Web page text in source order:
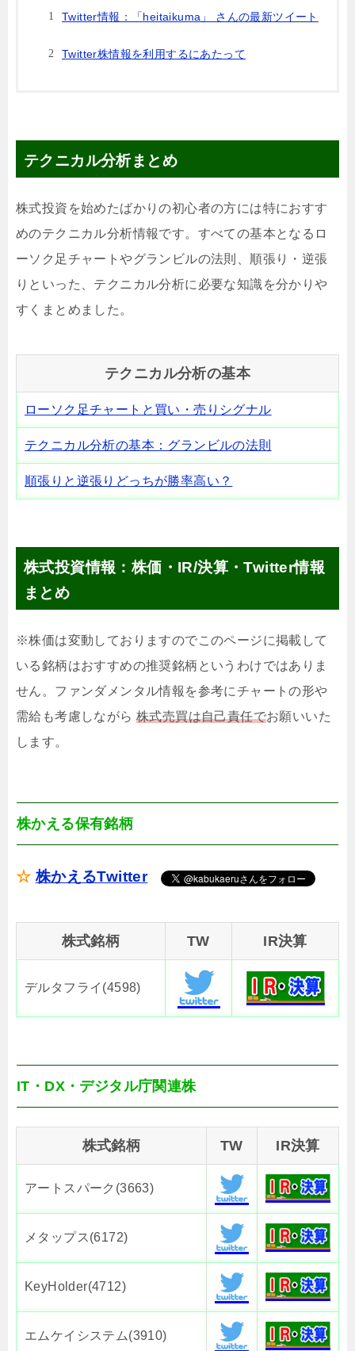
Twitter情報：「heitaikuma」 さんの最新ツイート
Twitter株情報を利用するにあたって
テクニカル分析まとめ
株式投資を始めたばかりの初心者の方には特におすす
めのテクニカル分析情報です。すべての基本となるロ
ーソク足チャートやグランビルの法則、順張り・逆張
りといった、テクニカル分析に必要な知識を分かりや
すくまとめました。
テクニカル分析の基本
ローソク足チャートと買い・売りシグナル
テクニカル分析の基本：グランビルの法則
順張りと逆張りどっちが勝率高い？
株式投資情報：株価・IR/決算・Twitter情報
まとめ
※株価は変動しておりますのでこのページに掲載して
いる銘柄はおすすめの推奨銘柄というわけではありま
せん。ファンダメンタル情報を参考にチャートの形や
需給も考慮しながら 株式売買は自己責任でお願いいた
します。
株かえる保有銘柄
☆株かえるTwitter
株式銘柄 TW IR決算
デルタフライ(4598)
IT・DX・デジタル庁関連株
株式銘柄 TW IR決算
アートスパーク(3663)
メタップス(6172)
KeyHolder(4712)
エムケイシステム(3910)